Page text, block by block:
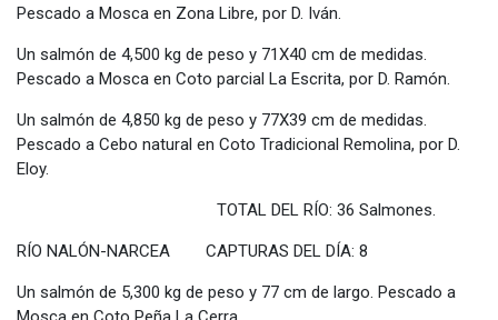
Pescado a Mosca en Zona Libre, por D. Iván.
Un salmón de 4,500 kg de peso y 71X40 cm de medidas.
Pescado a Mosca en Coto parcial La Escrita, por D. Ramón.
Un salmón de 4,850 kg de peso y 77X39 cm de medidas.
Pescado a Cebo natural en Coto Tradicional Remolina, por D.
Eloy.
TOTAL DEL RÍO: 36 Salmones.
RÍO NALÓN-NARCEA CAPTURAS DEL DÍA: 8
Un salmón de 5,300 kg de peso y 77 cm de largo. Pescado a